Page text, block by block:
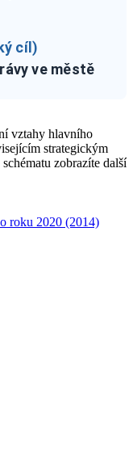
cíl)
ve městě
vztahy hlavního
strategickým
zobrazíte další
roku 2020 (2014)